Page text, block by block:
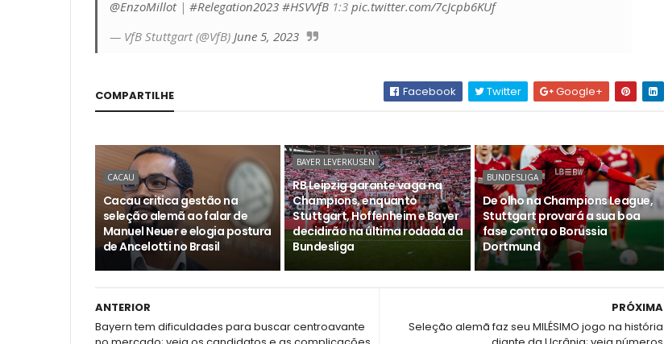
@EnzoMillot| #Relegation2023 #HSVVfB 1:3 pic.twitter.com/7cJcpb6KUf
— VfB Stuttgart (@VfB) June 5, 2023
COMPARTILHE Facebook Twitter Google+
CACAU
Cacau critica gestão na
seleção alemã ao falar de
Manuel Neuer e elogia postura
de Ancelotti no Brasil
BAYER LEVERKUSEN
RB Leipzig garante vaga na
Champions, enquanto
Stuttgart, Hoffenheim e Bayer
decidirão na última rodada da
Bundesliga
BUNDESLIGA
De olho na Champions League,
Stuttgart provará a sua boa
fase contra o Borussia
Dortmund
PRÓXIMA
Seleção alemã faz seu MILÉSIMO jogo na história
ANTERIOR
Bayern tem dificuldades para buscar centroavante